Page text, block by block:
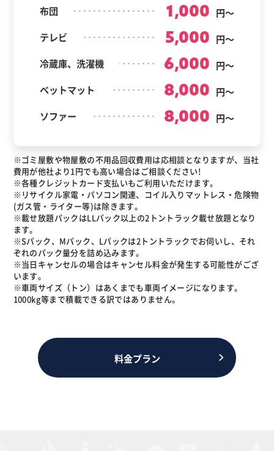
布団
1,000 円～
テレビ
5,000 円～
冷蔵庫、洗濯機
6,000 円～
ベットマット
8,000 円～
ソファー
8,000 円～
※ゴミ屋敷や物屋敷の不用品回収費用は応相談となりますが、当社
費用が他社より1円でも高い場合はご相談ください!
※各種クレジットカード支払いもご利用いただけます。
※リサイクル家電・パソコン関連、コイル入りマットレス・危険物
(ガス管・ライター等)は除きます。
※載せ放題パックはLLパック以上の2トントラック載せ放題となり
ます。
※Sパック、Mパック、Lパックは2トントラックでお伺いし、それ
ぞれのパック量分を詰め込みます。
※当日キャンセルの場合はキャンセル料金が発生する可能性がござ
います。
※車両サイズ（トン）はあくまでも車両イメージになります。
1000kg等まで積載できる訳ではありません。
料金プラン